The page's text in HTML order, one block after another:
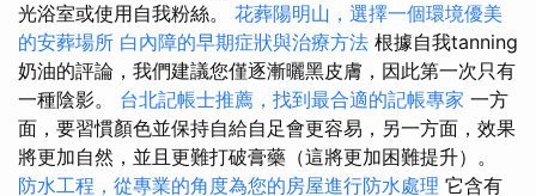
光浴室或使用自我粉絲。 花葬陽明山，選擇一個環境優美
的安葬場所 白內障的早期症狀與治療方法 根據自我tanning
奶油的評論，我們建議您僅逐漸曬黑皮膚，因此第一次只有
一種陰影。 台北記帳士推薦，找到最合適的記帳專家 一方
面，要習慣顏色並保持自給自足會更容易，另一方面，效果
將更加自然，並且更難打破膏藥（這將更加困難提升）。
防水工程，從專業的角度為您的房屋進行防水處理 它含有